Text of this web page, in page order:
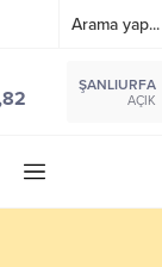
ŞANLIURFA
AÇIK